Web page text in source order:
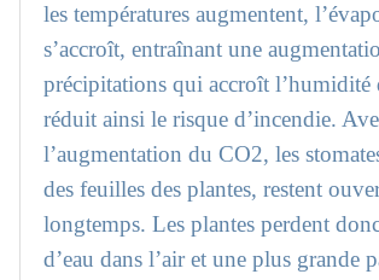
les températures augmentent,
s’accroît, entraînant une
précipitations qui accroît l’humidité
réduit ainsi le risque d’incendie.
l’augmentation du CO2, les
des feuilles des plantes, restent
longtemps. Les plantes perdent
d’eau dans l’air et une plus grande